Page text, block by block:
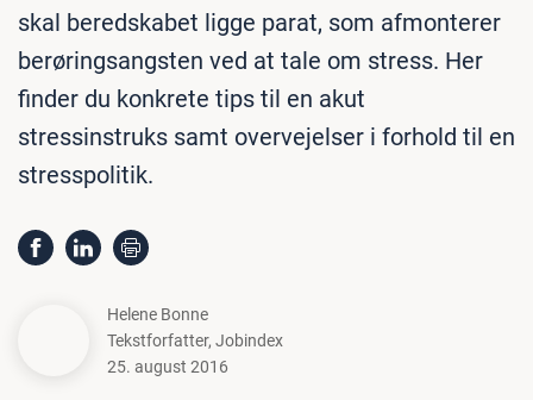
skal beredskabet ligge parat, som afmonterer
berøringsangsten ved at tale om stress. Her
finder du konkrete tips til en akut
stressinstruks samt overvejelser i forhold til en
stresspolitik.
Helene Bonne
Tekstforfatter, Jobindex
25. august 2016